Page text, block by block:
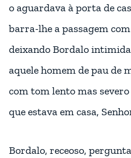
o aguardava à porta de
barra-lhe a passagem
deixando Bordalo
aquele homem de pau de
com tom lento mas
que estava em casa,
Bordalo, receoso,